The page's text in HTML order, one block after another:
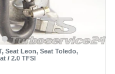
Seat Leon, Seat Toledo,
/ 2.0 TFSI